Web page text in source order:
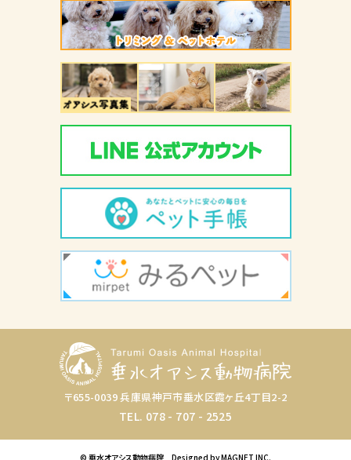
〒655-0039 兵庫県神戸市垂水区霞ヶ丘4丁目2-2
TEL. 078 - 707 - 2525
© 垂水オアシス動物病院 Designed by MAGNET INC.